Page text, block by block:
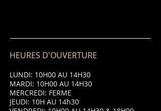
HEURES D'OUVERTURE
LUNDI: 10H00 AU 14H30
MARDI: 10H00 AU 14H30
MERCREDI: FERME
JEUDI: 10H AU 14h30